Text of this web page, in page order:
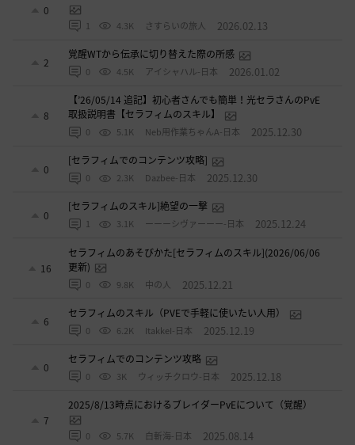
0
1 4.3K さすらいの旅人 2026.02.13
2
覚醒WTから伝承に切り替えた際の所感
0 4.5K アイシャハル-日本 2026.01.02
8
【’26/05/14 追記】初心者さんでも簡単！光セラさんのPvE
取扱説明書【セラフィムのスキル】
0 5.1K Neb用作業ちゃんA-日本 2025.12.30
0
[セラフィムでのコンテンツ攻略]
0 2.3K Dazbee-日本 2025.12.30
0
[セラフィムのスキル]絶望の一撃
1 3.1K ーーーシヴァーーー-日本 2025.12.24
16
セラフィムのあそびかた[セラフィムのスキル](2026/06/06
更新)
0 9.8K 中の人 2025.12.21
6
セラフィムのスキル（PVEで手軽に使いたい人用）
0 6.2K ItakkeI-日本 2025.12.19
0
セラフィムでのコンテンツ攻略
0 3K ウィッチクロウ-日本 2025.12.18
7
2025/8/13時点におけるブレイダーPvEについて（覚醒）
0 5.7K 白斬海-日本 2025.08.14